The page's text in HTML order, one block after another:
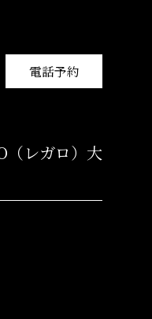
電話予約
（レガロ）大